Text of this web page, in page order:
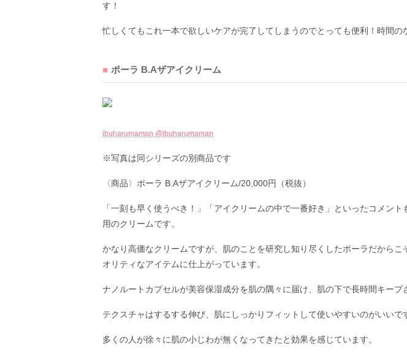
す！
忙しくてもこれ一本で欲しいケアが完了してしまうのでとっても便利！時間の
ポーラ B.Aザアイクリーム
ibuharumaman @ibuharumaman
※写真は同シリーズの別商品です
〈商品〉ポーラ B.Aザアイクリーム/20,000円（税抜）
「一刻も早く使うべき！」「アイクリームの中で一番好き」といったコメン
用のクリームです。
かなり高価なクリームですが、肌のことを研究し知り尽くしたポーラだからこ
オリティなアイテムに仕上がっています。
ナノルートカプセルが美容保湿成分を肌の隅々に届け、肌の下で長時間キープ
テクスチャはするする伸び、肌にしっかりフィットして使いやすいのがいいで
多くの人が徐々に肌の小じわが無くなってきたと効果を感じています。